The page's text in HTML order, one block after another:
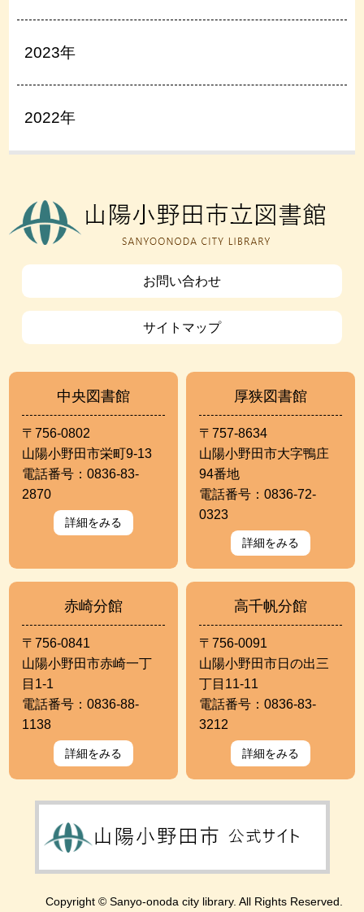
2023年
2022年
お問い合わせ
サイトマップ
中央図書館
〒756-0802
山陽小野田市栄町9-13
電話番号：0836-83-
2870
詳細をみる
厚狭図書館
〒757-8634
山陽小野田市大字鴨庄
94番地
電話番号：0836-72-
0323
詳細をみる
赤崎分館
〒756-0841
山陽小野田市赤崎一丁
目1-1
電話番号：0836-88-
1138
詳細をみる
高千帆分館
〒756-0091
山陽小野田市日の出三
丁目11-11
電話番号：0836-83-
3212
詳細をみる
Copyright © Sanyo-onoda city library. All Rights Reserved.